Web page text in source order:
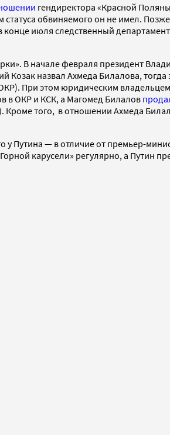
гендиректора «Красной
обвиняемого он не имел.
июля следственный
В начале февраля президент
Козак назвал Ахмеда Билалова,
При этом юридическим
в ОКР и КСК, а Магомед Билалов
Кроме того, в отношении Ахмеда
у Путина — в отличие от премьер-
карусели» регулярно, а Путин